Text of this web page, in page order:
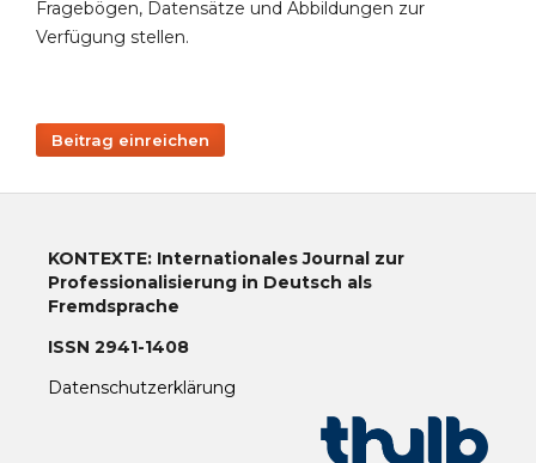
Fragebögen, Datensätze und Abbildungen zur
Verfügung stellen.
Beitrag einreichen
KONTEXTE: Internationales Journal zur
Professionalisierung in Deutsch als
Fremdsprache
ISSN 2941-1408
Datenschutzerklärung